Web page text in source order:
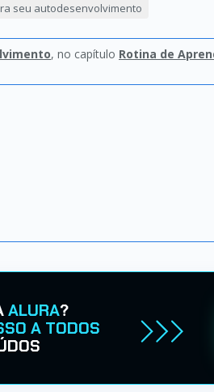
seu autodesenvolvimento
, no capítulo Rotina de
ALURA?
A TODOS